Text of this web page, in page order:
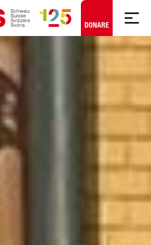
Skip to content
DONARE